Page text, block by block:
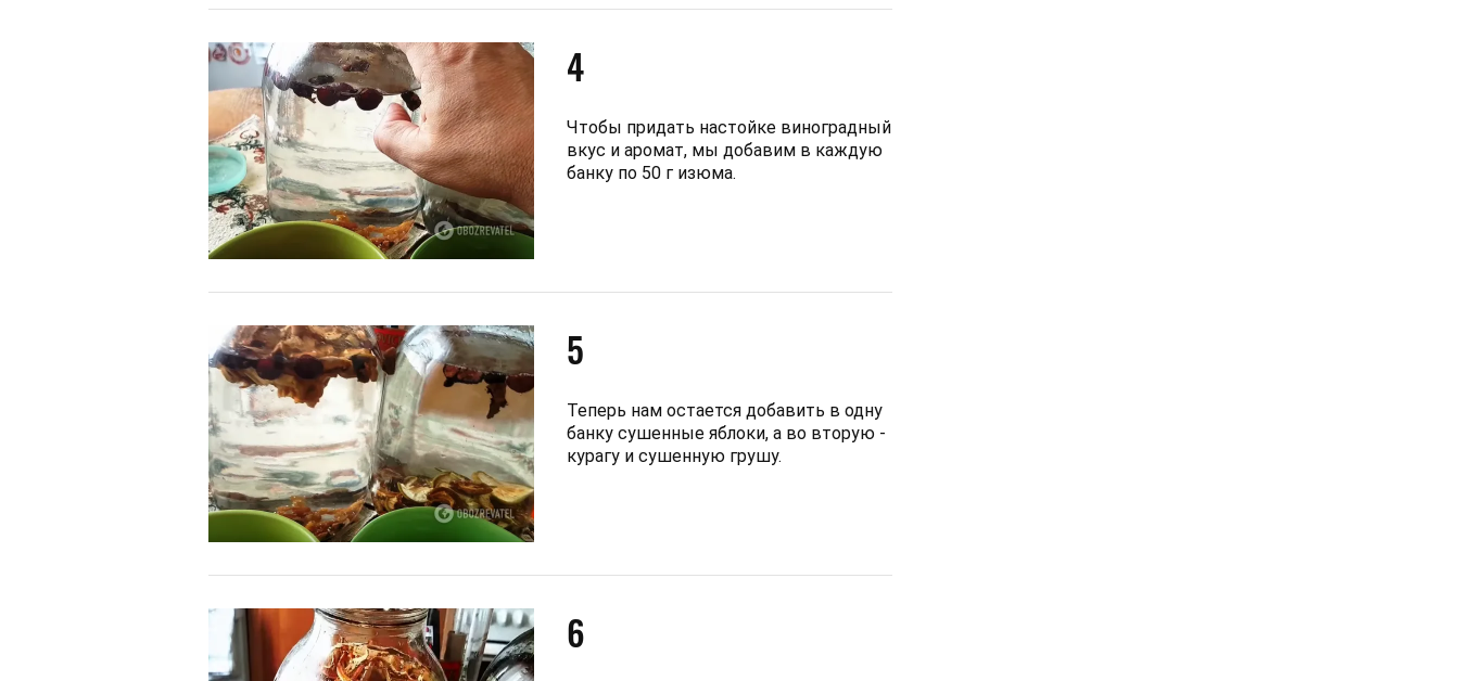
4
Чтобы придать настойке виноградный
вкус и аромат, мы добавим в каждую
банку по 50 г изюма.
5
Теперь нам остается добавить в одну
банку сушенные яблоки, а во вторую -
курагу и сушенную грушу.
6